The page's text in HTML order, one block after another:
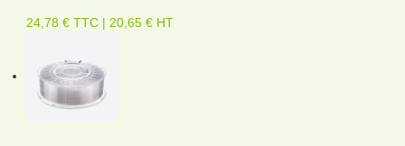
24,78 € TTC | 20,65 € HT